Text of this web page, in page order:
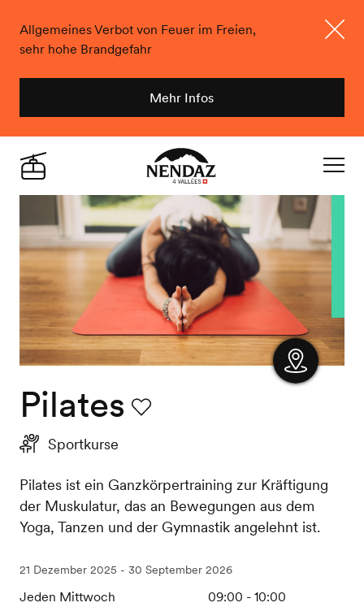
Allgemeines Verbot von Feuer im Freien,
sehr hohe Brandgefahr
Mehr Infos
Nendaz
Live
Pilates
Sportkurse
Pilates ist ein Ganzkörpertraining zur Kräftigung
der Muskulatur, das an Bewegungen aus dem
Yoga, Tanzen und der Gymnastik angelehnt ist.
21 Dezember 2025 - 30 September 2026
Jeden Mittwoch
09:00 - 10:00